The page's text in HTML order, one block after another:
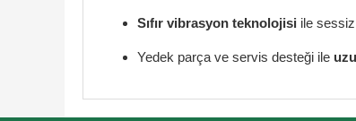
Sıfır vibrasyon teknolojisi ile
Yedek parça ve servis desteği ile